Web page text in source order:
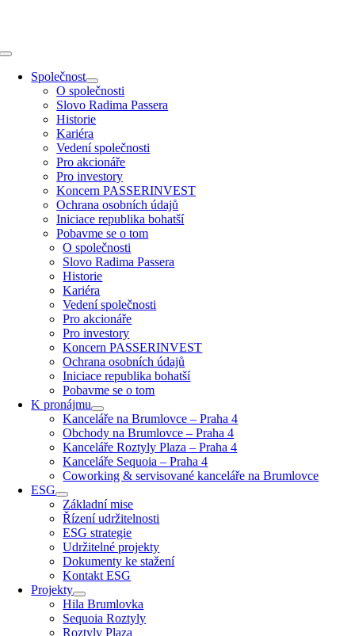
Toggle
NavigationSpolečnost
O společnosti
Slovo Radima Passera
Historie
Kariéra
Vedení společnosti
Pro akcionáře
Pro investory
Koncern PASSERINVEST
Ochrana osobních údajů
Iniciace republika bohatší
Pobavme se o tom
O společnosti
Slovo Radima Passera
Historie
Kariéra
Vedení společnosti
Pro akcionáře
Pro investory
Koncern PASSERINVEST
Ochrana osobních údajů
Iniciace republika bohatší
Pobavme se o tom
K pronájmu
Kanceláře na Brumlovce – Praha 4
Obchody na Brumlovce – Praha 4
Kanceláře Roztyly Plaza – Praha 4
Kanceláře Sequoia – Praha 4
Coworking & servisované kanceláře na Brumlovce
ESG
Základní mise
Řízení udržitelnosti
ESG strategie
Udržitelné projekty
Dokumenty ke stažení
Kontakt ESG
Projekty
Hila Brumlovka
Sequoia Roztyly
Roztyly Plaza